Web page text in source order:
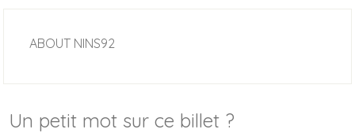
ABOUT NINS92
Un petit mot sur ce billet ?